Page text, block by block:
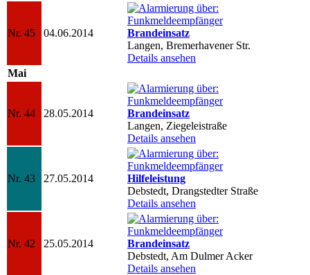
Nr. 45 04.06.2014
Brandeinsatz
Langen, Bremerhavener Str.
Details ansehen
Mai
Nr. 44 28.05.2014
Brandeinsatz
Langen, Ziegeleistraße
Details ansehen
Nr. 43 27.05.2014
Hilfeleistung
Debstedt, Drangstedter Straße
Details ansehen
Nr. 42 25.05.2014
Brandeinsatz
Debstedt, Am Dulmer Acker
Details ansehen